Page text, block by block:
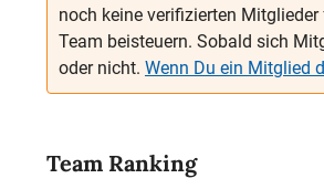
noch keine verifizierten
Team beisteuern. Sobald sich
oder nicht. Wenn Du ein Mitglied
Team Ranking